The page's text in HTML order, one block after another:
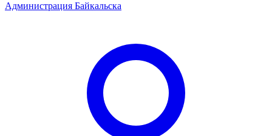
Администрация Байкальска